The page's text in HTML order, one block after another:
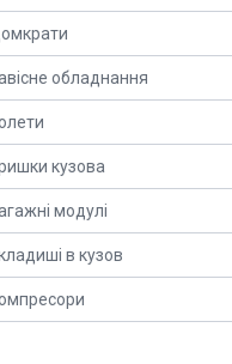
обладнання
кузова
модулі
в кузов